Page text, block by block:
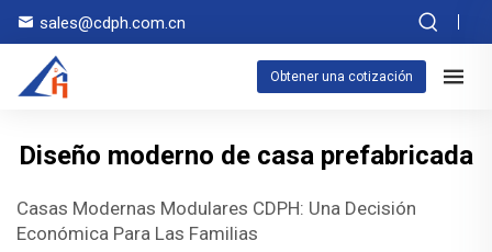
sales@cdph.com.cn
Obtener una cotización
Diseño moderno de casa prefabricada
Casas Modernas Modulares CDPH: Una Decisión
Económica Para Las Familias